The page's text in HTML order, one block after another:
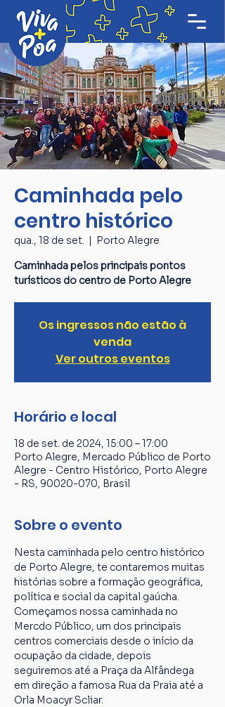
Caminhada pelo
centro histórico
qua., 18 de set.
  |
Porto Alegre
Caminhada pelos principais pontos
turísticos do centro de Porto Alegre
Os ingressos não estão à
venda
Ver outros eventos
Horário e local
18 de set. de 2024, 15:00 – 17:00
Porto Alegre, Mercado Público de Porto
Alegre - Centro Histórico, Porto Alegre
- RS, 90020-070, Brasil
Sobre o evento
Nesta caminhada pelo centro histórico
de Porto Alegre, te contaremos muitas
histórias sobre a formação geográfica,
política e social da capital gaúcha.
Começamos nossa caminhada no
Mercdo Público, um dos principais
centros comerciais desde o início da
ocupação da cidade, depois
seguiremos até a Praça da Alfândega
em direção a famosa Rua da Praia até a
Orla Moacyr Scliar.